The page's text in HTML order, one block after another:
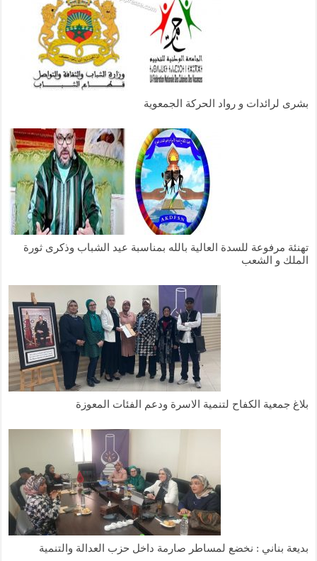
بشرى لرائدات و رواد الحركة الجمعوية
تهنئة مرفوعة للسدة العالية بالله بمناسبة عيد الشباب وذكرى ثورة
الملك و الشعب
بلاغ جمعية الكفاح لتنمية الاسرة ودعم الفئات المعوزة
بديعة بناني : نخضع لمساطر صارمة داخل حزب العدالة والتنمية